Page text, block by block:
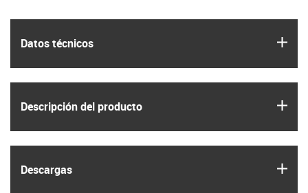
Datos técnicos
Descripción del producto
Descargas